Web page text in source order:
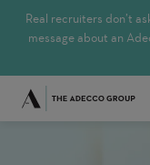
Real recruiters don’t
message about an